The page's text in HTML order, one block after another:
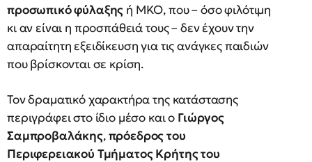
προσωπικό φύλαξης ή ΜΚΟ, που – όσο φιλότιμη
κι αν είναι η προσπάθειά τους – δεν έχουν την
απαραίτητη εξειδίκευση για τις ανάγκες παιδιών
που βρίσκονται σε κρίση.
Τον δραματικό χαρακτήρα της κατάστασης
περιγράφει στο ίδιο μέσο και ο Γιώργος
Σαμπροβαλάκης,πρόεδρος του
Περιφερειακού Τμήματος Κρήτης του